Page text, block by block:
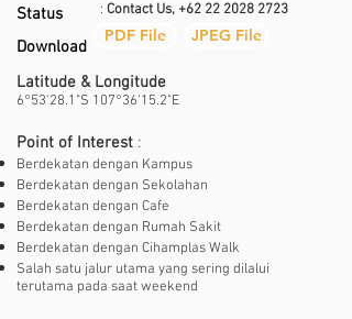
: Contact Us, +62 22 2028 2723
PDF File JPEG File
Status
Download
Latitude & Longitude
6°53'28.1"S 107°36'15.2"E
Point of Interest :
Berdekatan dengan Kampus
Berdekatan dengan Sekolahan
Berdekatan dengan Cafe
Berdekatan dengan Rumah Sakit
Berdekatan dengan Cihamplas Walk
Salah satu jalur utama yang sering dilalui
terutama pada saat weekend